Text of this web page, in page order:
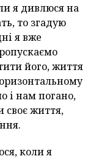
я дивлюся на
то згадую
я вже
його, життя
і нам погано,
своє життя,
коли я